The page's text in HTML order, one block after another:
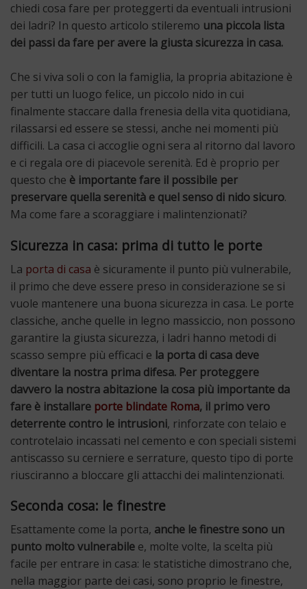
chiedi cosa fare per proteggerti da eventuali intrusioni
dei ladri? In questo articolo stileremo una piccola lista
dei passi da fare per avere la giusta sicurezza in casa.
Che si viva soli o con la famiglia, la propria abitazione è
per tutti un luogo felice, un piccolo nido in cui
finalmente staccare dalla frenesia della vita quotidiana,
rilassarsi ed essere se stessi, anche nei momenti più
difficili. La casa ci accoglie ogni sera al ritorno dal lavoro
e ci regala ore di piacevole serenità. Ed è proprio per
questo che è importante fare il possibile per
preservare quella serenità e quel senso di nido sicuro.
Ma come fare a scoraggiare i malintenzionati?
Sicurezza in casa: prima di tutto le porte
La porta di casa è sicuramente il punto più vulnerabile,
il primo che deve essere preso in considerazione se si
vuole mantenere una buona sicurezza in casa. Le porte
classiche, anche quelle in legno massiccio, non possono
garantire la giusta sicurezza, i ladri hanno metodi di
scasso sempre più efficaci e la porta di casa deve
diventare la nostra prima difesa. Per proteggere
davvero la nostra abitazione la cosa più importante da
fare è installare porte blindate Roma, il primo vero
deterrente contro le intrusioni, rinforzate con telaio e
controtelaio incassati nel cemento e con speciali sistemi
antiscasso su cerniere e serrature, questo tipo di porte
riusciranno a bloccare gli attacchi dei malintenzionati.
Seconda cosa: le finestre
Esattamente come la porta, anche le finestre sono un
punto molto vulnerabile e, molte volte, la scelta più
facile per entrare in casa: le statistiche dimostrano che,
nella maggior parte dei casi, sono proprio le finestre,